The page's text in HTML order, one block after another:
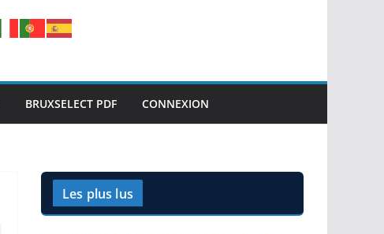
BRUXSELECT PDF CONNEXION
Les plus lus